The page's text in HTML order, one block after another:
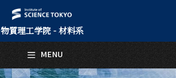
物質理工学院 - 材料系
MENU
English